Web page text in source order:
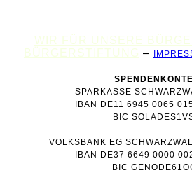
WIR FÜR UNSERE
BÜRGERSTIFTUNG –
SPARKASSE
IBAN DE11 6945 0065
BIC
VOLKSBANK EG
IBAN DE37 6649 0000
BIC